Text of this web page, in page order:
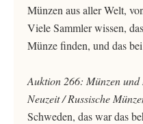
Münzen aus aller Welt,
Viele Sammler wissen,
Münze finden, und das
Auktion 266: Münzen
Neuzeit / Russische
Schweden, das war das